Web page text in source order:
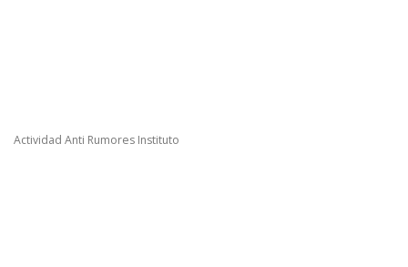
Actividad Anti Rumores Instituto